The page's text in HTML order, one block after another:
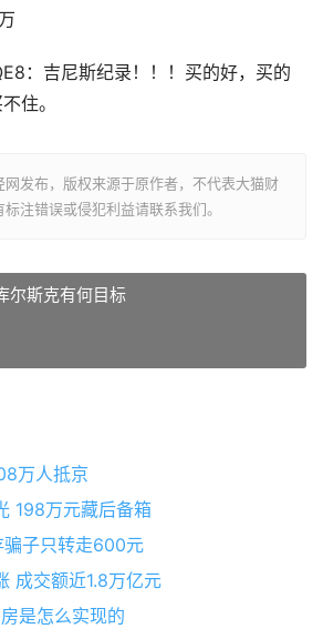
：吉尼斯纪录！！！买的好，买的
住。
发布，版权来源于原作者，不代表大猫财
注错误或侵犯利益请联系我们。
尔斯克有何目标
万人抵京
198万元藏后备箱
子只转走600元
成交额近1.8万亿元
是怎么实现的